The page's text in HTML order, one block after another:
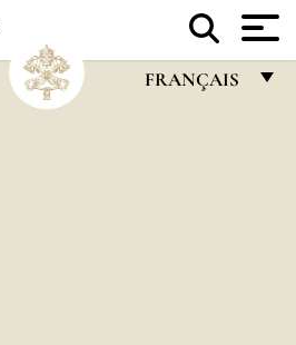
FRANÇAIS